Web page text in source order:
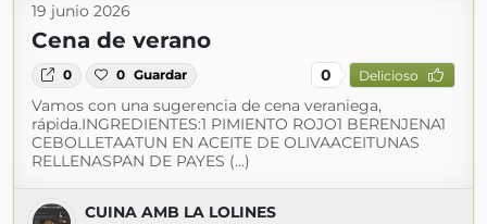
19 junio 2026
Cena de verano
0 0 Guardar 0 Delicioso
Vamos con una sugerencia de cena veraniega,
rápida.INGREDIENTES:1 PIMIENTO ROJO1 BERENJENA1
CEBOLLETAATUN EN ACEITE DE OLIVAACEITUNAS
RELLENASPAN DE PAYES (...)
CUINA AMB LA LOLINES